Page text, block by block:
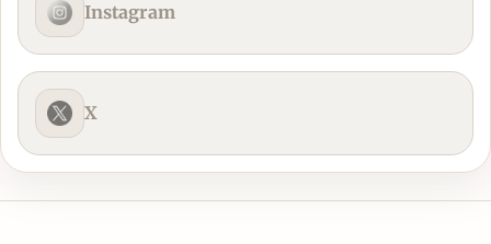
Instagram
X